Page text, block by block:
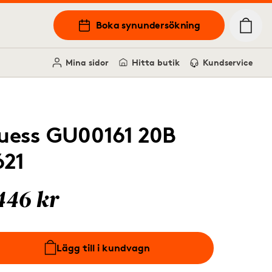
Boka synundersökning
Mina sidor Hitta butik Kundservice
GU00161 20B
kr
Lägg till i kundvagn